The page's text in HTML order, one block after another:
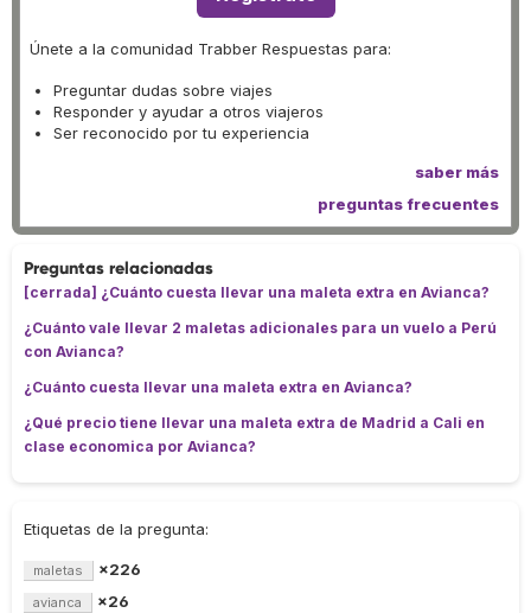
Únete a la comunidad Trabber Respuestas para:
Preguntar dudas sobre viajes
Responder y ayudar a otros viajeros
Ser reconocido por tu experiencia
saber más
preguntas frecuentes
Preguntas relacionadas
[cerrada] ¿Cuánto cuesta llevar una maleta extra en Avianca?
¿Cuánto vale llevar 2 maletas adicionales para un vuelo a Perú
con Avianca?
¿Cuánto cuesta llevar una maleta extra en Avianca?
¿Qué precio tiene llevar una maleta extra de Madrid a Cali en
clase economica por Avianca?
Etiquetas de la pregunta:
maletas ×226
avianca ×26